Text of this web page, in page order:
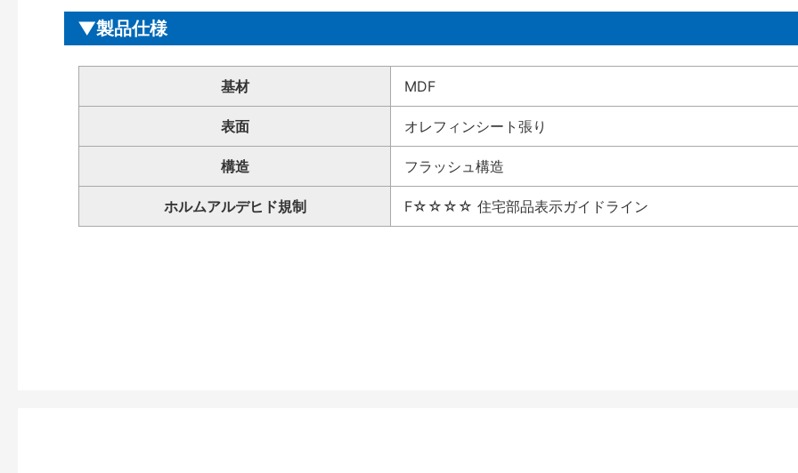
製品仕様
基材 MDF
表面 オレフィンシート張り
構造 フラッシュ構造
ホルムアルデヒド規制 F☆☆☆☆ 住宅部品表示ガイドライン